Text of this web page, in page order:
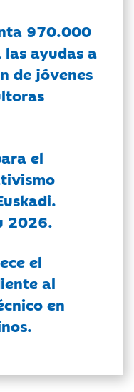
970.000
ayudas a
de jóvenes
el
2026.
el
al
en